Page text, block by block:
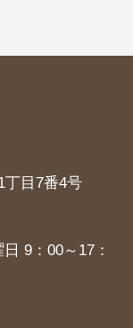
丁目7番4号
9：00～17：